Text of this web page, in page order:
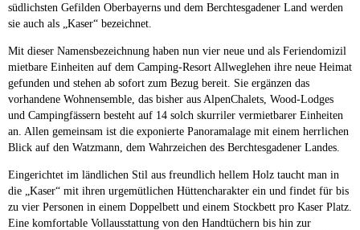
südlichsten Gefilden Oberbayerns und dem Berchtesgadener Land werden
sie auch als „Kaser“ bezeichnet.
Mit dieser Namensbezeichnung haben nun vier neue und als Feriendomizil
mietbare Einheiten auf dem Camping-Resort Allweglehen ihre neue Heimat
gefunden und stehen ab sofort zum Bezug bereit. Sie ergänzen das
vorhandene Wohnensemble, das bisher aus AlpenChalets, Wood-Lodges
und Campingfässern besteht auf 14 solch skurriler vermietbarer Einheiten
an. Allen gemeinsam ist die exponierte Panoramalage mit einem herrlichen
Blick auf den Watzmann, dem Wahrzeichen des Berchtesgadener Landes.
Eingerichtet im ländlichen Stil aus freundlich hellem Holz taucht man in
die „Kaser“ mit ihren urgemütlichen Hüttencharakter ein und findet für bis
zu vier Personen in einem Doppelbett und einem Stockbett pro Kaser Platz.
Eine komfortable Vollausstattung von den Handtüchern bis hin zur